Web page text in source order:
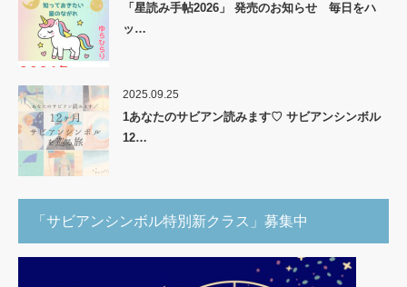
「星読み手帖2026」 発売のお知らせ 毎日をハ
ッ…
2025.09.25
1あなたのサビアン読みます♡ サビアンシンボル
12…
「サビアンシンボル特別新クラス」募集中